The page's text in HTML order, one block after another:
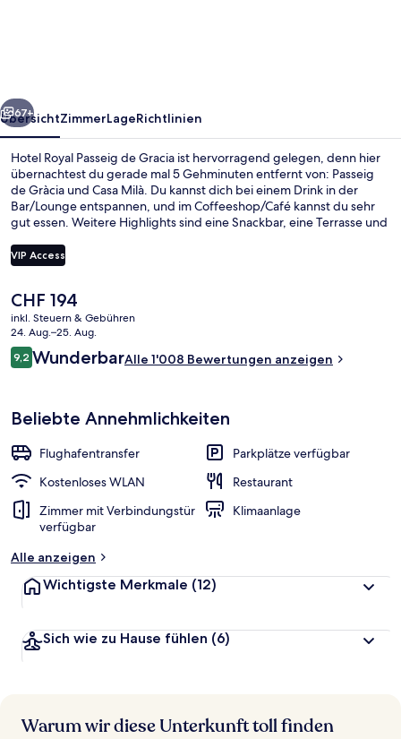
Weiter
67+
ÜbersichtZimmerLageRichtlinien
Hotel Royal Passeig de Gracia ist hervorragend gelegen, denn hier
übernachtest du gerade mal 5 Gehminuten entfernt von: Passeig
de Gràcia und Casa Milà. Du kannst dich bei einem Drink in der
Bar/Lounge entspannen, und im Coffeeshop/Café kannst du sehr
gut essen. Weitere Highlights sind eine Snackbar, eine Terrasse und
und das Frühstück sehr gut. Die öffentlichen Verkehrsmittel sind nur
einen kurzen Fußmarsch entfernt: Zur U-Bahn-Station Diagonal sind
VIP Access
Der
aktuelle
Preis
beträgt
CHF 194.
CHF 194
inkl. Steuern & Gebühren
24. Aug.–25. Aug.
Bewertungen
9,29,2 von 10.
WunderbarAlle 1'008 Bewertungen anzeigen
Beliebte Annehmlichkeiten
Flughafentransfer
Parkplätze verfügbar
Kostenloses WLAN
Restaurant
Zimmer mit Verbindungstür
verfügbar
Klimaanlage
Alle anzeigen
Wichtigste Merkmale (12)
Sich wie zu Hause fühlen (6)
Warum wir diese Unterkunft toll finden